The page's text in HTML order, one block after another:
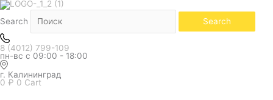
Search Search
8 (4012) 799-109
пн-вс с 09:00 - 18:00
г. Калининград
0 ₽ 0 Cart
Белый
Количество
товара
Кондиционер
Aux
серия
Basic
Inverter
ASW-
H12A4/
СB-
R2DI